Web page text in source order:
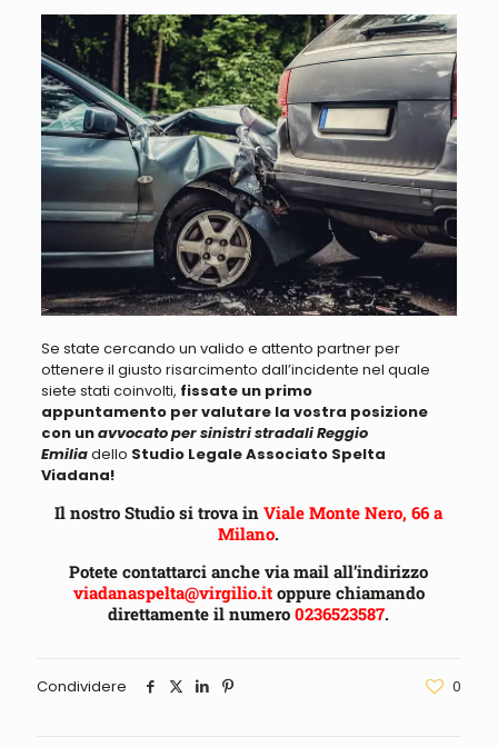
Se state cercando un valido e attento partner per
ottenere il giusto risarcimento dall’incidente nel quale
siete stati coinvolti, fissate un primo
appuntamentoper valutare la vostra posizione
con unavvocato per sinistri stradali Reggio
Emiliadello Studio Legale Associato Spelta
Viadana!
Il nostro Studio si trova inViale Monte Nero, 66 a
Milano.
Potete contattarci anche via mail all’indirizzo
viadanaspelta@virgilio.it oppure chiamando
direttamente il numero0236523587.
Condividere 0